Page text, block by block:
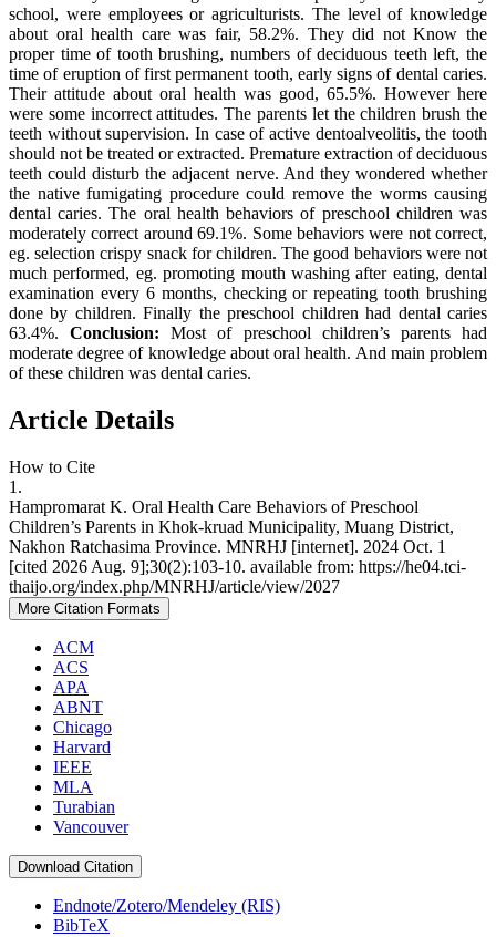
school, were employees or agriculturists. The level of knowledge
about oral health care was fair, 58.2%. They did not Know the
proper time of tooth brushing, numbers of deciduous teeth left, the
time of eruption of first permanent tooth, early signs of dental caries.
Their attitude about oral health was good, 65.5%. However here
were some incorrect attitudes. The parents let the children brush the
teeth without supervision. In case of active dentoalveolitis, the tooth
should not be treated or extracted. Premature extraction of deciduous
teeth could disturb the adjacent nerve. And they wondered whether
the native fumigating procedure could remove the worms causing
dental caries. The oral health behaviors of preschool children was
moderately correct around 69.1%. Some behaviors were not correct,
eg. selection crispy snack for children. The good behaviors were not
much performed, eg. promoting mouth washing after eating, dental
examination every 6 months, checking or repeating tooth brushing
done by children. Finally the preschool children had dental caries
63.4%.Conclusion: Most of preschool children’s parents had
moderate degree of knowledge about oral health. And main problem
of these children was dental caries.
Article Details
How to Cite
1.
Hampromarat K. Oral Health Care Behaviors of Preschool
Children’s Parents in Khok-kruad Municipality, Muang District,
Nakhon Ratchasima Province. MNRHJ [internet]. 2024 Oct. 1
[cited 2026 Aug. 9];30(2):103-10. available from: https://he04.tci-
thaijo.org/index.php/MNRHJ/article/view/2027
More Citation Formats
ACM
ACS
APA
ABNT
Chicago
Harvard
IEEE
MLA
Turabian
Vancouver
Download Citation
Endnote/Zotero/Mendeley (RIS)
BibTeX